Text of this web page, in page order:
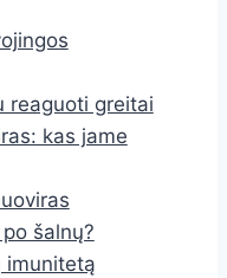
reaguoti greitai
kas jame
šalnų?
imunitetą